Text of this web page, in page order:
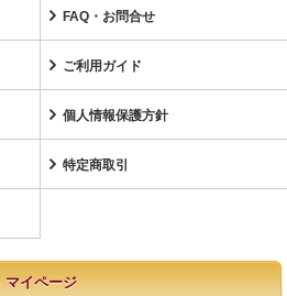
FAQ・お問合せ
ご利用ガイド
個人情報保護方針
特定商取引
マイページ